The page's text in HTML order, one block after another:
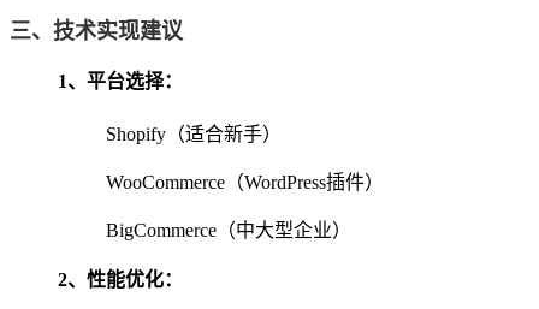
三、技术实现建议
‌1、 平台选择‌：
Shopify（适合新手）
WooCommerce（WordPress插件）
BigCommerce（中大型企业）
2‌、 性能优化‌：